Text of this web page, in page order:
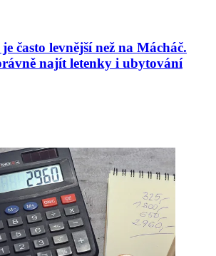
často levnější než na Mácháč.
najít letenky i ubytování